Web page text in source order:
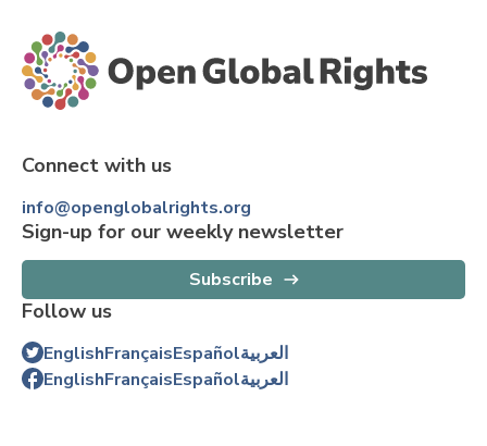
Connect with us
info@openglobalrights.org
Sign-up for our weekly newsletter
Subscribe
Follow us
EnglishFrançaisEspañolالعربية
EnglishFrançaisEspañolالعربية